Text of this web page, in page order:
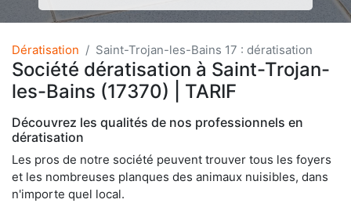
Dératisation Saint-Trojan-les-Bains 17 : dératisation
Société dératisation à Saint-Trojan-
les-Bains (17370) | TARIF
Découvrez les qualités de nos professionnels en
dératisation
Les pros de notre société peuvent trouver tous les foyers
et les nombreuses planques des animaux nuisibles, dans
n'importe quel local.